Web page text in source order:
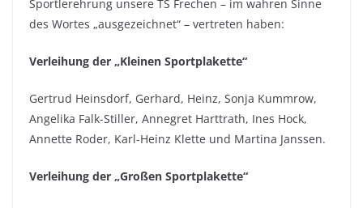
Sportlerehrung unsere TS Frechen – im wahren Sinne
des Wortes „ausgezeichnet“ – vertreten haben:
Verleihung der „Kleinen Sportplakette“
Gertrud Heinsdorf, Gerhard, Heinz, Sonja Kummrow,
Angelika Falk-Stiller, Annegret Harttrath, Ines Hock,
Annette Roder, Karl-Heinz Klette und Martina Janssen.
Verleihung der „Großen Sportplakette“